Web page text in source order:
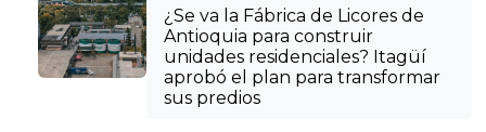
¿Se va la Fábrica de Licores de
Antioquia para construir
unidades residenciales? Itagüí
aprobó el plan para transformar
sus predios